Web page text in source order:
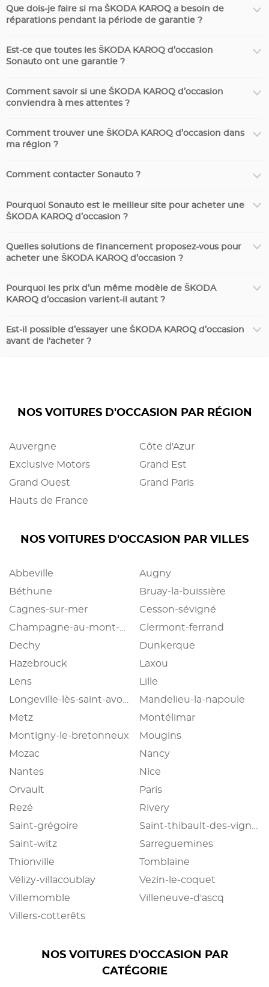
Que dois-je faire si ma ŠKODA KAROQ a besoin de
réparations pendant la période de garantie ?
Est-ce que toutes les ŠKODA KAROQ d’occasion
Sonauto ont une garantie ?
Comment savoir si une ŠKODA KAROQ d’occasion
conviendra à mes attentes ?
Comment trouver une ŠKODA KAROQ d’occasion dans
ma région ?
Comment contacter Sonauto ?
Pourquoi Sonauto est le meilleur site pour acheter une
ŠKODA KAROQ d’occasion ?
Quelles solutions de financement proposez-vous pour
acheter une ŠKODA KAROQ d’occasion ?
Pourquoi les prix d’un même modèle de ŠKODA
KAROQ d’occasion varient-il autant ?
Est-il possible d’essayer une ŠKODA KAROQ d’occasion
avant de l'acheter ?
NOS VOITURES D'OCCASION PAR RÉGION
Auvergne
Côte d'Azur
Exclusive Motors
Grand Est
Grand Ouest
Grand Paris
Hauts de France
NOS VOITURES D'OCCASION PAR VILLES
Abbeville
Augny
Béthune
Bruay-la-buissière
Cagnes-sur-mer
Cesson-sévigné
Clermont-ferrand
Dechy
Dunkerque
Hazebrouck
Laxou
Lens
Lille
Mandelieu-la-napoule
Metz
Montélimar
Montigny-le-bretonneux
Mougins
Mozac
Nancy
Nantes
Nice
Orvault
Paris
Rezé
Rivery
Saint-grégoire
Saint-witz
Sarreguemines
Thionville
Tomblaine
Vélizy-villacoublay
Vezin-le-coquet
Villemomble
Villeneuve-d'ascq
Villers-cotterêts
NOS VOITURES D'OCCASION PAR
CATÉGORIE